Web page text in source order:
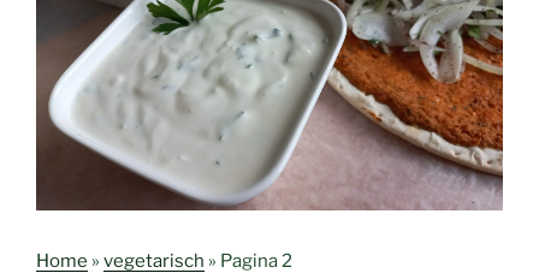
Home » vegetarisch » Pagina 2